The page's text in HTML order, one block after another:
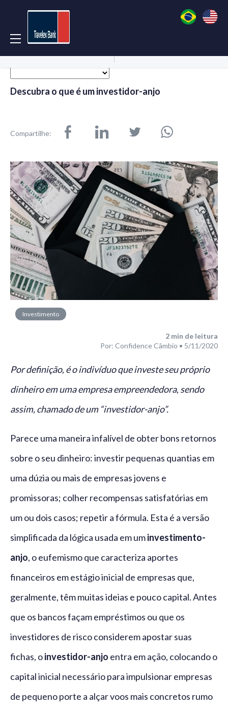
Descubra o que é um investidor-anjo
Compartilhe:
Investimento
2 min de leitura
Por: Confidence Câmbio • 5/11/2020
Por definição, é o indivíduo que investe seu próprio
dinheiro em uma empresa empreendedora, sendo
assim, chamado de um “investidor-anjo”.
Parece uma maneira infalível de obter bons retornos
sobre o seu dinheiro: investir pequenas quantias em
uma dúzia ou mais de empresas jovens e
promissoras; colher recompensas satisfatórias em
um ou dois casos; repetir a fórmula. Esta é a versão
simplificada da lógica usada em uminvestimento-
anjo, o eufemismo que caracteriza aportes
financeiros em estágio inicial de empresas que,
geralmente, têm muitas ideias e pouco capital. Antes
que os bancos façam empréstimos ou que os
investidores de risco considerem apostar suas
fichas, oinvestidor-anjo entra em ação, colocando o
capital inicial necessário para impulsionar empresas
de pequeno porte a alçar voos mais concretos rumo